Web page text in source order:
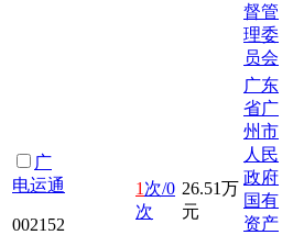
督管
理委
员会
广
电运通
002152
1 次/0
次
26.51万
元
广东
省广
州市
人民
政府
国有
资产